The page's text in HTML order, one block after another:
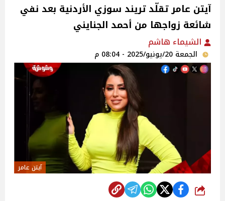
آيتن عامر تقلّد تريند سوزي الأردنية بعد نفي
شائعة زواجها من أحمد الجنايني‎
الشيماء هاشم
الجمعة 20/يونيو/2025 - 08:04 م
آيتن عامر
شارك